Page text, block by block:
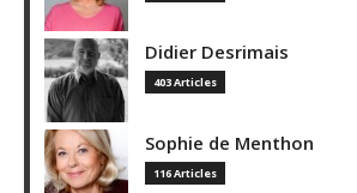
Didier Desrimais
403 Articles
Sophie de Menthon
116 Articles